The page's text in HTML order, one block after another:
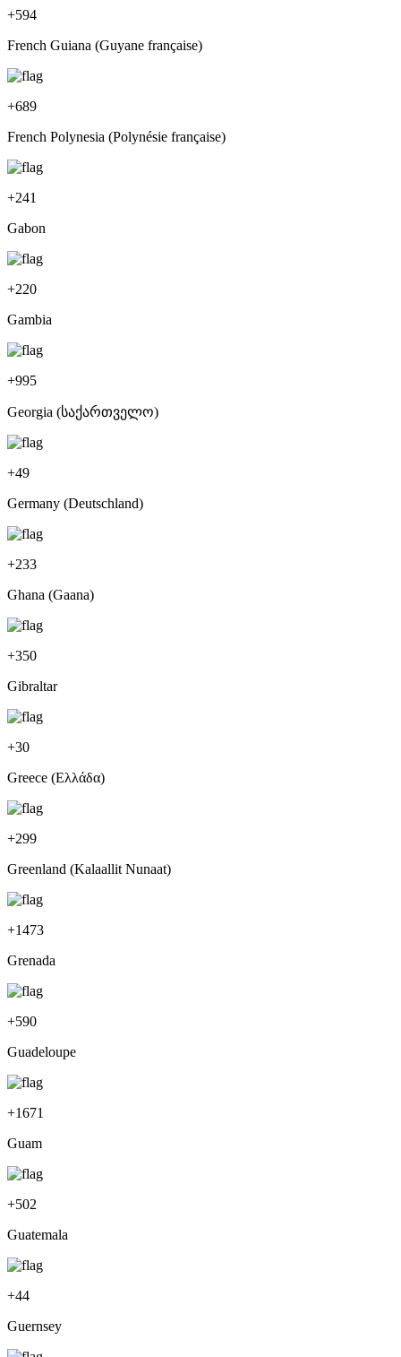
+594
French Guiana (Guyane française)
+689
French Polynesia (Polynésie française)
+241
Gabon
+220
Gambia
+995
Georgia (საქართველო)
+49
Germany (Deutschland)
+233
Ghana (Gaana)
+350
Gibraltar
+30
Greece (Ελλάδα)
+299
Greenland (Kalaallit Nunaat)
+1473
Grenada
+590
Guadeloupe
+1671
Guam
+502
Guatemala
+44
Guernsey